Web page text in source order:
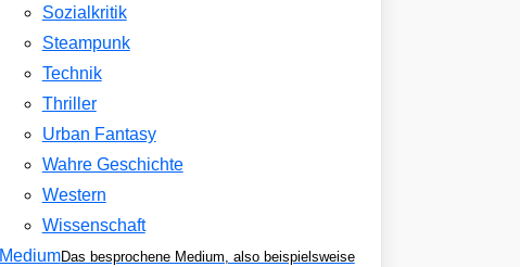
Sozialkritik
Steampunk
Technik
Thriller
Urban Fantasy
Wahre Geschichte
Western
Wissenschaft
MediumDas besprochene Medium, also beispielsweise